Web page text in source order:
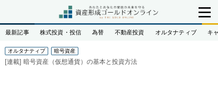
最新記事 株式投資・投信 為替 不動産投資 オルタナティブ キ
オルタナティブ 暗号資産
[連載] 暗号資産（仮想通貨）の基本と投資方法